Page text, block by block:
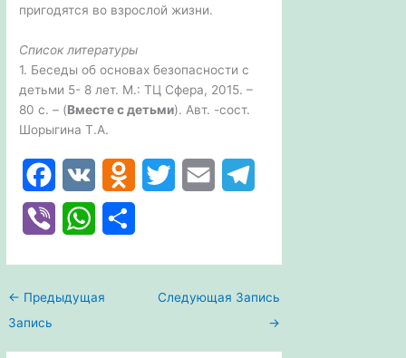
пригодятся во взрослой жизни.
Список литературы
1. Беседы об основах безопасности с
детьми 5- 8 лет. М.: ТЦ Сфера, 2015. –
80 с. – (Вместе с детьми). Авт. -сост.
Шорыгина Т.А.
a
b
K
t
l
g
r
W
s
а
← Предыдущая
Запись
Следующая Запись
→